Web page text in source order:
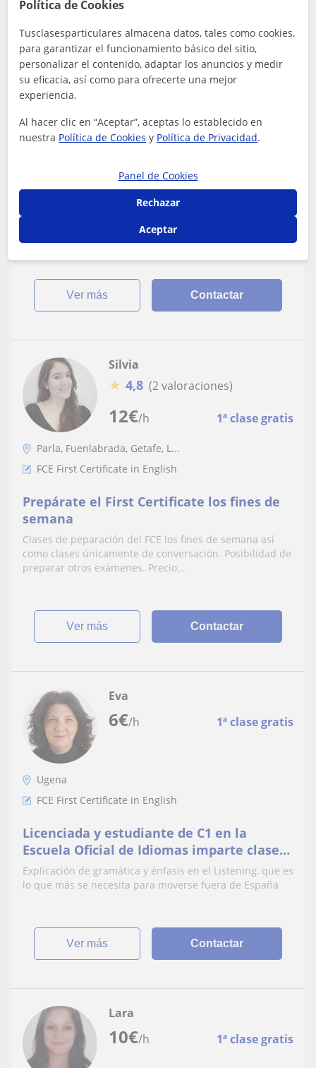
6€/h 1ª clase gratis
Claudia
Parla
FCE First Certificate in English
Profesora de inglés, o de cualquier
asignatura que se imparta hasta segundo
de la ESO, con un nivel B2, casi examinada
Profesora de inglés, o de cualquier asignatura que se
examinada del C1 en inglés y c...
ver más Contactar
12€/h 1ª clase gratis
Silvia
★ 4,8 (2 valoraciones)
Parla, Fuenlabrada, Getafe, L...
FCE First Certificate in English
Prepárate el First Certificate los fines de
semana
Clases de peparación del FCE los fines de semana así
como clases únicamente de conversación. Posibilidad de
preparar otros exámenes. Precio...
ver más Contactar
6€/h 1ª clase gratis
Eva
Ugena
FCE First Certificate in English
Licenciada y estudiante de C1 en la
Escuela Oficial de Idiomas imparte clases
de Inglés
Explicación de gramática y énfasis en el Listening, que es
lo que más se necesita para moverse fuera de España
ver más Contactar
10€/h 1ª clase gratis
Lara
Política de Cookies
Tusclasesparticulares almacena datos, tales como cookies,
para garantizar el funcionamiento básico del sitio,
personalizar el contenido, adaptar los anuncios y medir
su eficacia, así como para ofrecerte una mejor
experiencia.
Al hacer clic en “Aceptar”, aceptas lo establecido en
nuestra Política de Cookies y Política de Privacidad.
Panel de Cookies
Rechazar
Aceptar